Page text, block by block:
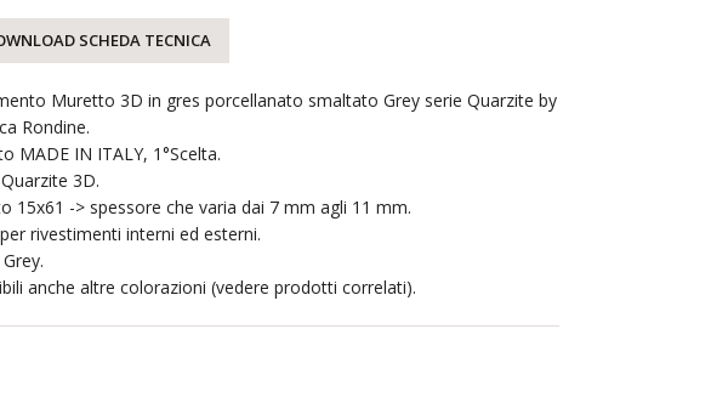
SCHEDA TECNICA
Muretto 3D in gres porcellanato smaltato Grey serie Quarzite by
Rondine.
MADE IN ITALY, 1°Scelta.
3D.
15x61 -> spessore che varia dai 7 mm agli 11 mm.
rivestimenti interni ed esterni.
anche altre colorazioni (vedere prodotti correlati).